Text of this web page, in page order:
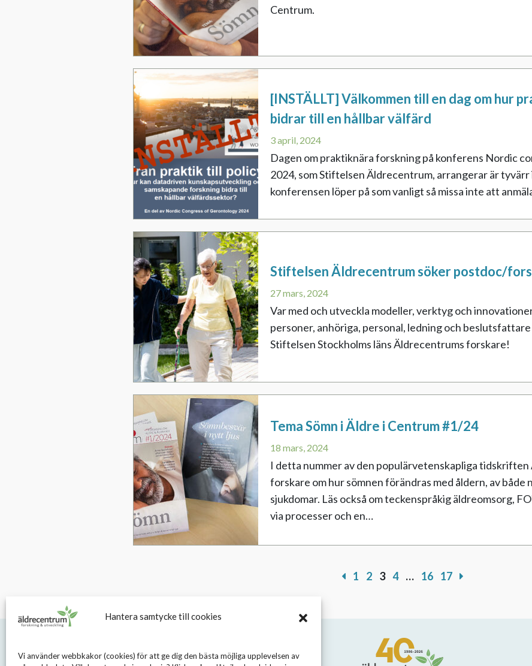
Hantera samtycke till cookies
Vi använder webbkakor (cookies) för att ge dig den bästa möjliga upplevelsen av
Centrum.
[INSTÄLLT] Välkommen till en dag om hur
bidrar till en hållbar välfärd
3 april, 2024
Dagen om praktiknära forskning på konferens Nordic
2024, som Stiftelsen Äldrecentrum, arrangerar är
konferensen löper på som vanligt så missa inte att
Stiftelsen Äldrecentrum söker postdoc/
27 mars, 2024
Var med och utveckla modeller, verktyg och
personer, anhöriga, personal, ledning och
Stiftelsen Stockholms läns Äldrecentrums forskare!
Tema Sömn i Äldre i Centrum #1/24
18 mars, 2024
I detta nummer av den populärvetenskapliga
forskare om hur sömnen förändras med åldern, av både
sjukdomar. Läs också om teckenspråkig äldreomsorg,
via processer och en…
1 2 3 4 … 16 17